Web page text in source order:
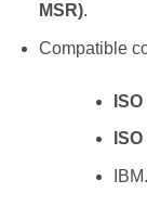
MSR).
Compatible
IBM.